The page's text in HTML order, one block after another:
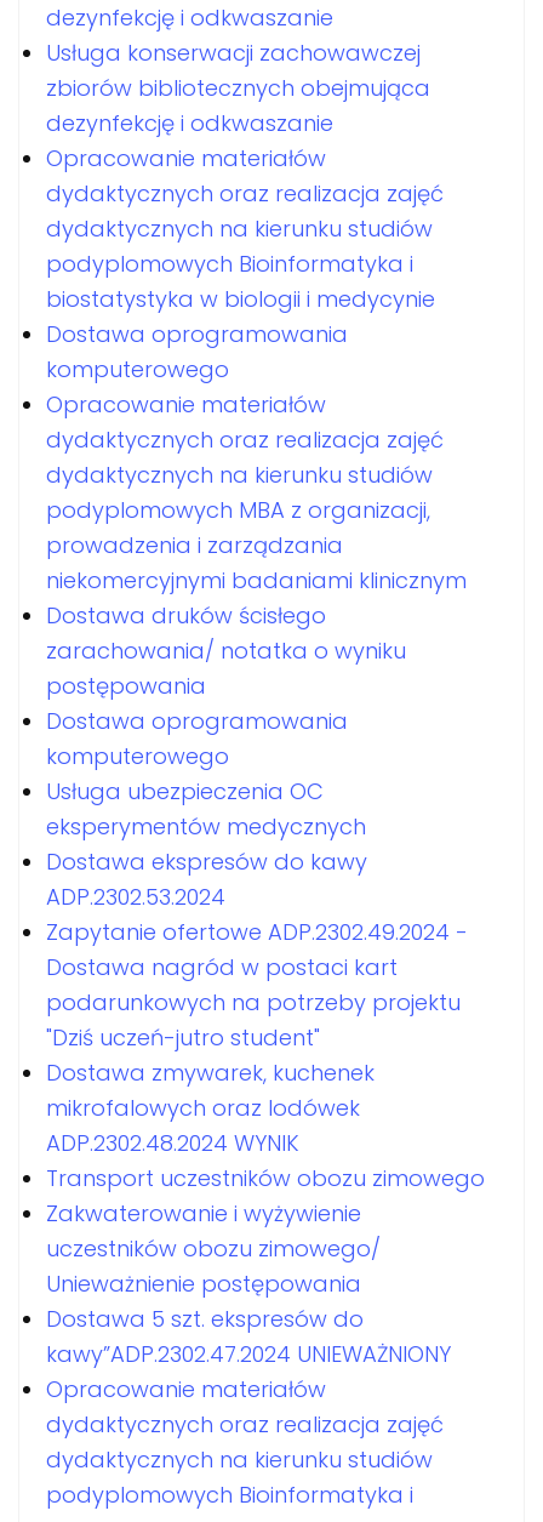
dezynfekcję i odkwaszanie
Usługa konserwacji zachowawczej
zbiorów bibliotecznych obejmująca
dezynfekcję i odkwaszanie
Opracowanie materiałów
dydaktycznych oraz realizacja zajęć
dydaktycznych na kierunku studiów
podyplomowych Bioinformatyka i
biostatystyka w biologii i medycynie
Dostawa oprogramowania
komputerowego
Opracowanie materiałów
dydaktycznych oraz realizacja zajęć
dydaktycznych na kierunku studiów
podyplomowych MBA z organizacji,
prowadzenia i zarządzania
niekomercyjnymi badaniami klinicznym
Dostawa druków ścisłego
zarachowania/ notatka o wyniku
postępowania
Dostawa oprogramowania
komputerowego
Usługa ubezpieczenia OC
eksperymentów medycznych
Dostawa ekspresów do kawy
ADP.2302.53.2024
Zapytanie ofertowe ADP.2302.49.2024 -
Dostawa nagród w postaci kart
podarunkowych na potrzeby projektu
"Dziś uczeń-jutro student"
Dostawa zmywarek, kuchenek
mikrofalowych oraz lodówek
ADP.2302.48.2024 WYNIK
Transport uczestników obozu zimowego
Zakwaterowanie i wyżywienie
uczestników obozu zimowego/
Unieważnienie postępowania
Dostawa 5 szt. ekspresów do
kawy”ADP.2302.47.2024 UNIEWAŻNIONY
Opracowanie materiałów
dydaktycznych oraz realizacja zajęć
dydaktycznych na kierunku studiów
podyplomowych Bioinformatyka i